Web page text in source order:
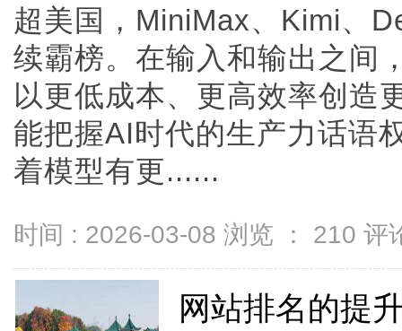
超美国，MiniMax、Kimi、
续霸榜。在输入和输出之间
以更低成本、更高效率创造
能把握AI时代的生产力话语
着模型有更......
时间 : 2026-03-08 浏览 ： 210 评
网站排名的提